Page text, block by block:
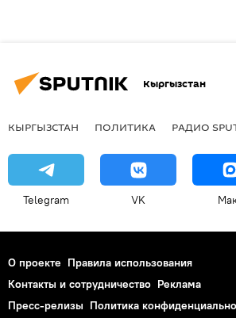
Кыргызстан
КЫРГЫЗСТАН ПОЛИТИКА РАДИО
Telegram VK
О проекте Правила использования
Контакты и сотрудничество Реклама
Пресс-релизы Политика